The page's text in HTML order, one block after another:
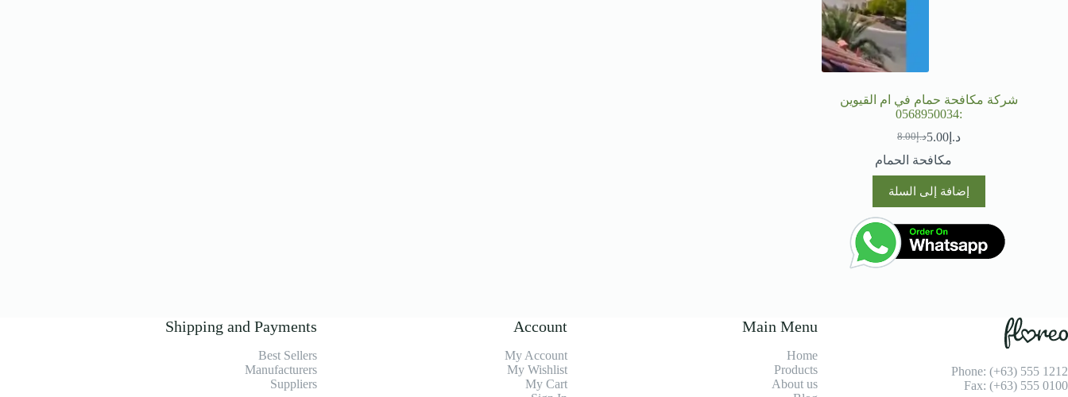
شركة مكافحة حمام في ام القيوين
:0568950034
د.إ8.00
السعر
الأصلي
هو:
د.إ 5.00السعر
الحالي
هو:
مكافحة الحمام
إضافة إلى السلة
Phone: (+63) 555 1212
Fax: (+63) 555 0100
Main Menu
Home
Products
About us
Account
My Account
My Wishlist
My Cart
Shipping and Payments
Best Sellers
Manufacturers
Suppliers